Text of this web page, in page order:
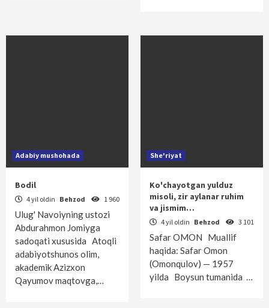
Adabiy mushohada
Bodil
4 yil oldin Behzod 1 960
Ulug' Navoiyning ustozi
Abdurahmon Jomiyga
sadoqati xususida Atoqli
adabiyotshunos olim,
akademik Azizxon
Qayumov maqtovga,…
She'riyat
Ko'chayotgan yulduz
misoli, zir aylanar ruhim
va jismim…
4 yil oldin Behzod 3 101
Safar OMON Muallif
haqida: Safar Omon
(Omonqulov) — 1957
yilda Boysun tumanida …